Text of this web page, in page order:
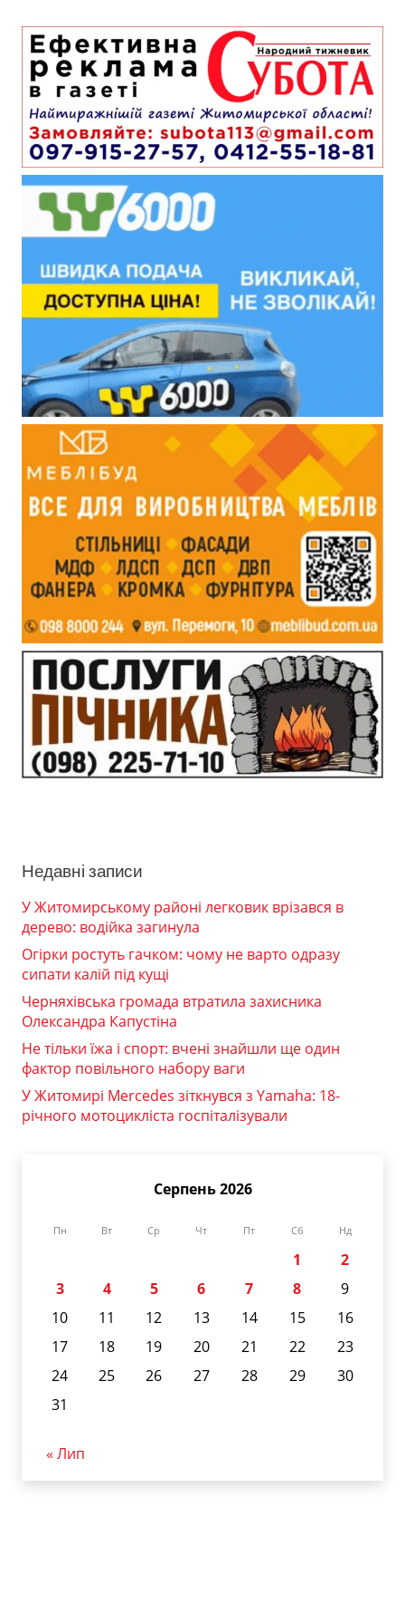
Недавні записи
У Житомирському районі легковик врізався в
дерево: водійка загинула
Огірки ростуть гачком: чому не варто одразу
сипати калій під кущі
Черняхівська громада втратила захисника
Олександра Капустіна
Не тільки їжа і спорт: вчені знайшли ще один
фактор повільного набору ваги
У Житомирі Mercedes зіткнувся з Yamaha: 18-
річного мотоцикліста госпіталізували
Серпень 2026
Пн Вт Ср Чт Пт Сб Нд
1
2
3
4 5 6 7 8
9
10
11 12 13 14 15
16
17
18 19 20 21 22
23
24
25 26 27 28 29
30
31
« Лип